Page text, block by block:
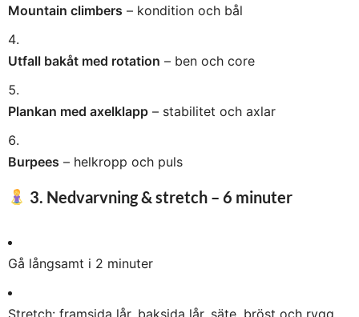
Mountain climbers – kondition och bål
Utfall bakåt med rotation – ben och core
Plankan med axelklapp – stabilitet och axlar
Burpees – helkropp och puls
3. Nedvarvning & stretch – 6 minuter
Gå långsamt i 2 minuter